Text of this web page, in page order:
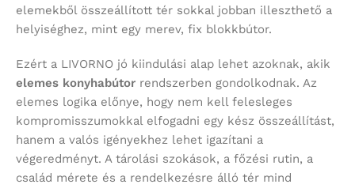
elemekből összeállított tér sokkal jobban illeszthető a
helyiséghez, mint egy merev, fix blokkbútor.
Ezért a LIVORNO jó kiindulási alap lehet azoknak, akik
elemes konyhabútor rendszerben gondolkodnak. Az
elemes logika előnye, hogy nem kell felesleges
kompromisszumokkal elfogadni egy kész összeállítást,
hanem a valós igényekhez lehet igazítani a
végeredményt. A tárolási szokások, a főzési rutin, a
család mérete és a rendelkezésre álló tér mind